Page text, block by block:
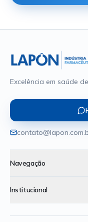
Excelência em saúde
Navegação
Institucional